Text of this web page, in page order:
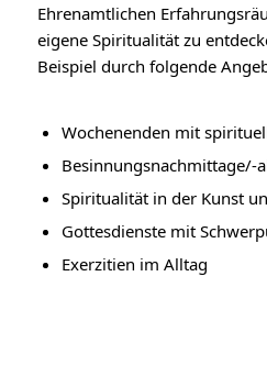
Ehrenamtlichen
eigene Spiritualität zu
Beispiel durch folgende
Wochenenden mit
Besinnungsnachmittage/-
Spiritualität in der Kunst
Gottesdienste mit
Exerzitien im Alltag